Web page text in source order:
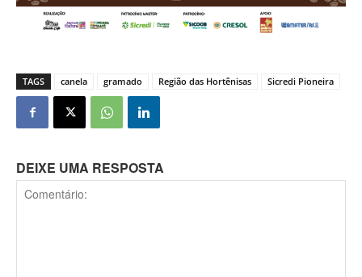
TAGS canela gramado Região das Hortênisas Sicredi Pioneira
DEIXE UMA RESPOSTA